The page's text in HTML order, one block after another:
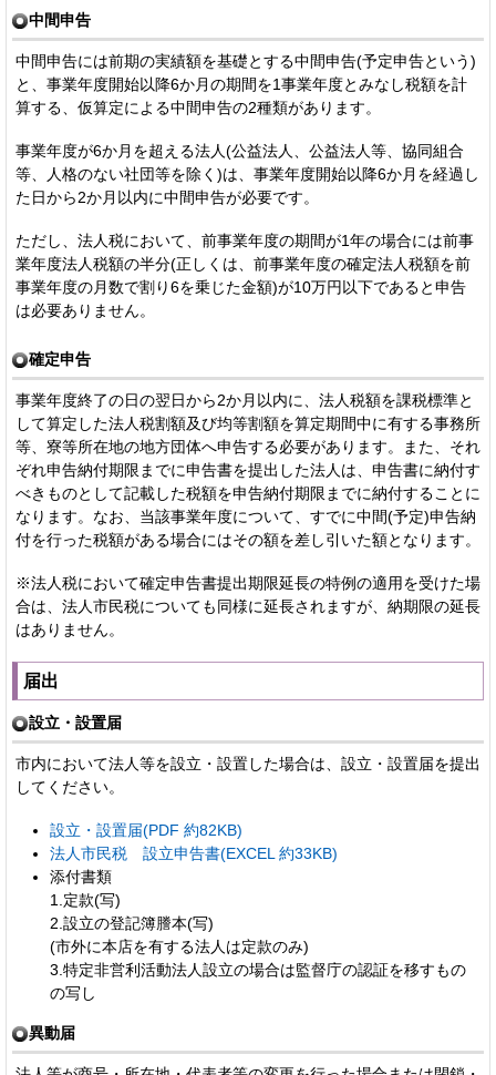
中間申告
中間申告には前期の実績額を基礎とする中間申告(予定申告という)
と、事業年度開始以降6か月の期間を1事業年度とみなし税額を計
算する、仮算定による中間申告の2種類があります。
事業年度が6か月を超える法人(公益法人、公益法人等、協同組合
等、人格のない社団等を除く)は、事業年度開始以降6か月を経過し
た日から2か月以内に中間申告が必要です。
ただし、法人税において、前事業年度の期間が1年の場合には前事
業年度法人税額の半分(正しくは、前事業年度の確定法人税額を前
事業年度の月数で割り6を乗じた金額)が10万円以下であると申告
は必要ありません。
確定申告
事業年度終了の日の翌日から2か月以内に、法人税額を課税標準と
して算定した法人税割額及び均等割額を算定期間中に有する事務所
等、寮等所在地の地方団体へ申告する必要があります。また、それ
ぞれ申告納付期限までに申告書を提出した法人は、申告書に納付す
べきものとして記載した税額を申告納付期限までに納付することに
なります。なお、当該事業年度について、すでに中間(予定)申告納
付を行った税額がある場合にはその額を差し引いた額となります。
※法人税において確定申告書提出期限延長の特例の適用を受けた場
合は、法人市民税についても同様に延長されますが、納期限の延長
はありません。
届出
設立・設置届
市内において法人等を設立・設置した場合は、設立・設置届を提出
してください。
設立・設置届(PDF 約82KB)
法人市民税 設立申告書(EXCEL 約33KB)
添付書類
1.定款(写)
2.設立の登記簿謄本(写)
(市外に本店を有する法人は定款のみ)
3.特定非営利活動法人設立の場合は監督庁の認証を移すもの
の写し
異動届